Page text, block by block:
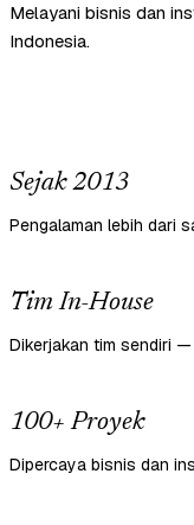
Melayani bisnis dan
Indonesia.
Sejak 2013
Pengalaman lebih dari
Tim In-House
Dikerjakan tim sendiri
100+ Proyek
Dipercaya bisnis dan